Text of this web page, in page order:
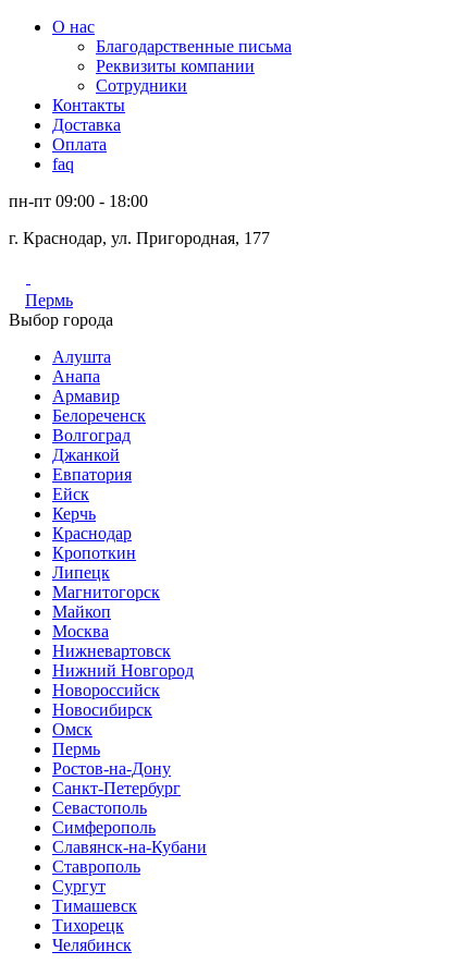
О нас
Благодарственные письма
Реквизиты компании
Сотрудники
Контакты
Доставка
Оплата
faq
пн-пт 09:00 - 18:00
г. Краснодар, ул. Пригородная, 177
Пермь
Выбор города
Алушта
Анапа
Армавир
Белореченск
Волгоград
Джанкой
Евпатория
Ейск
Керчь
Краснодар
Кропоткин
Липецк
Магнитогорск
Майкоп
Москва
Нижневартовск
Нижний Новгород
Новороссийск
Новосибирск
Омск
Пермь
Ростов-на-Дону
Санкт-Петербург
Севастополь
Симферополь
Славянск-на-Кубани
Ставрополь
Сургут
Тимашевск
Тихорецк
Челябинск